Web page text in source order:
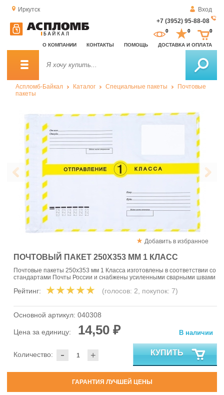
Иркутск
Вход
+7 (3952) 95-88-08
О КОМПАНИИ КОНТАКТЫ ПОМОЩЬ ДОСТАВКА И ОПЛАТА
0 0 0
Аспломб-Байкал Каталог Специальные пакеты
Почтовые
пакеты
Добавить в избранное
ПОЧТОВЫЙ ПАКЕТ 250Х353 ММ 1 КЛАСС
Почтовые пакеты 250х353 мм 1 Класса изготовлены в соответствии со
стандартами Почты России и снабжены усиленными сварными швами
Рейтинг: (голосов: 2, покупок: 7)
Основной артикул: 040308
Цена за единицу: 14,50 ₽
- +
Количество:
В наличии
КУПИТЬ
ГАРАНТИЯ ЛУЧШЕЙ ЦЕНЫ